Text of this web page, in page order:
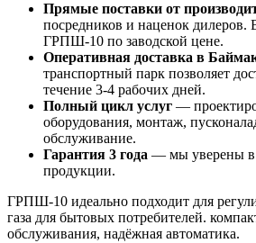
Прямые поставки от
посредников и наценок дилеров.
ГРПШ-10 по заводской цене.
Оперативная доставка в
транспортный парк позволяет
течение 3-4 рабочих дней.
Полный цикл услуг —
оборудования, монтаж,
обслуживание.
Гарантия 3 года — мы уверены в
продукции.
ГРПШ-10 идеально подходит для
газа для бытовых потребителей.
обслуживания, надёжная автоматика.